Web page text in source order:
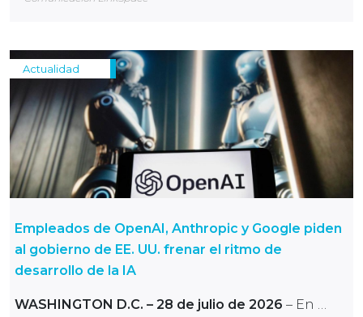
Actualidad
Empleados de OpenAI, Anthropic y Google piden
al gobierno de EE. UU. frenar el ritmo de
desarrollo de la IA
WASHINGTON D.C. – 28 de julio de 2026 – En …